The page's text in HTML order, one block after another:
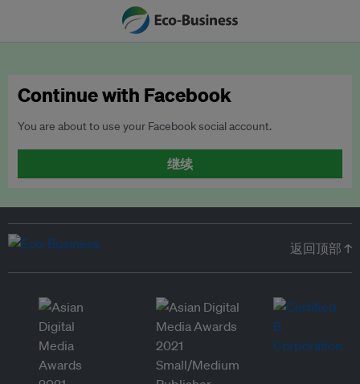
Continue with Facebook
You are about to use your Facebook social account.
继续
返回顶部 ↑